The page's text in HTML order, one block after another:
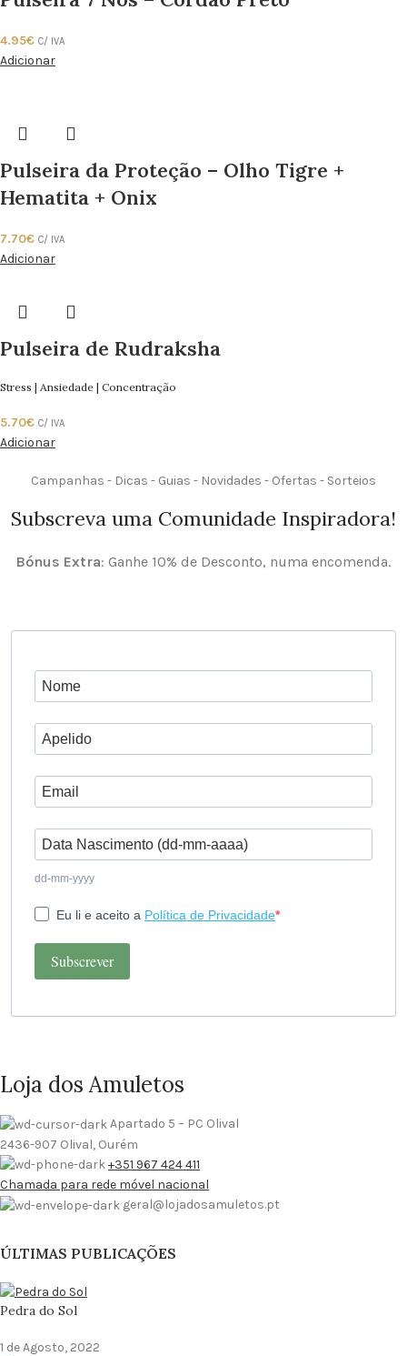
4.95€ C/ IVA
Adicionar
Pulseira da Proteção – Olho Tigre +
Hematita + Onix
7.70€ C/ IVA
Adicionar
Pulseira de Rudraksha
Stress | Ansiedade | Concentração
5.70€ C/ IVA
Adicionar
Campanhas - Dicas - Guias - Novidades - Ofertas - Sorteios
Subscreva uma Comunidade Inspiradora!
Bónus Extra: Ganhe 10% de Desconto, numa encomenda.
dd-mm-yyyy
Eu li e aceito a Política de Privacidade
Subscrever
Loja dos Amuletos
Apartado 5 – PC Olival
2436-907 Olival, Ourém
+351 967 424 411
Chamada para rede móvel nacional
geral@lojadosamuletos.pt
ÚLTIMAS PUBLICAÇÕES
Pedra do Sol
1 de Agosto, 2022